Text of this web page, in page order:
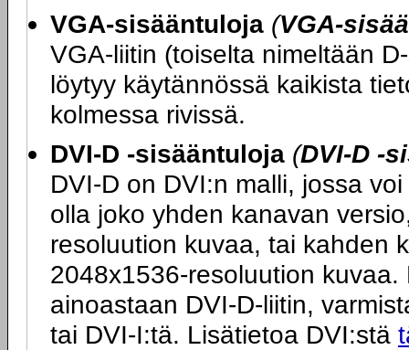
VGA-sisääntuloja (VGA-
VGA-liitin (toiselta nimeltään
löytyy käytännössä kaikista
kolmessa rivissä.
DVI-D -sisääntuloja (DVI-D -
DVI-D on DVI:n malli, jossa
olla joko yhden kanavan
resoluution kuvaa, tai kahden
2048x1536-resoluution
ainoastaan DVI-D-liitin,
tai DVI-I:tä. Lisätietoa DVI:stä